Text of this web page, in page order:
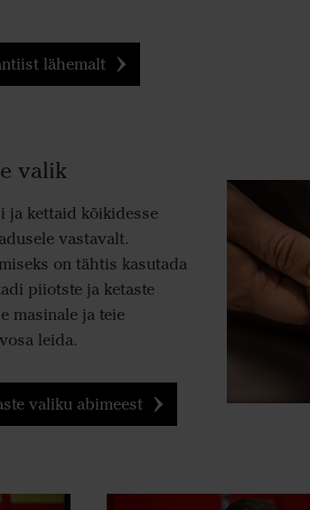
lähemalt
valik
ja kettaid kõikidesse
vastavalt.
on tähtis kasutada
piiotste ja ketaste
masinale ja teie
leida.
valiku abimeest